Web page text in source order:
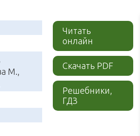
М.,
Читать
онлайн
Скачать PDF
Решебники,
ГДЗ